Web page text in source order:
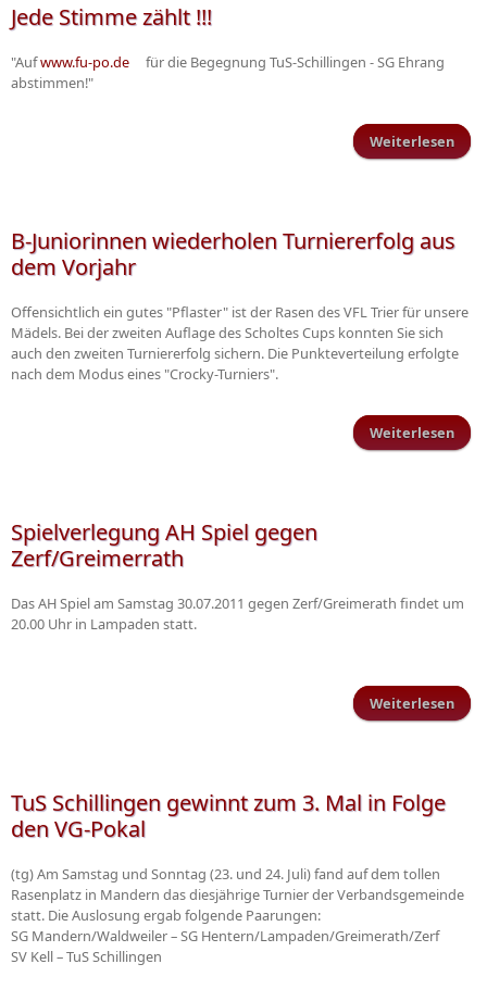
Jede Stimme zählt !!!
"Aufwww.fu-po.de (Link ist extern)
für die Begegnung TuS-Schillingen - SG Ehrang
abstimmen!"
Weiterlesen
B-Juniorinnen wiederholen Turniererfolg aus
dem Vorjahr
Offensichtlich ein gutes "Pflaster" ist der Rasen des VFL Trier für unsere
Mädels. Bei der zweiten Auflage des Scholtes Cups konnten Sie sich
auch den zweiten Turniererfolg sichern. Die Punkteverteilung erfolgte
nach dem Modus eines "Crocky-Turniers".
Weiterlesen
Spielverlegung AH Spiel gegen
Zerf/Greimerrath
Das AH Spiel am Samstag 30.07.2011 gegen Zerf/Greimerath findet um
20.00 Uhr in Lampaden statt.
Weiterlesen
TuS Schillingen gewinnt zum 3. Mal in Folge
den VG-Pokal
(tg) Am Samstag und Sonntag (23. und 24. Juli) fand auf dem tollen
Rasenplatz in Mandern das diesjährige Turnier der Verbandsgemeinde
statt. Die Auslosung ergab folgende Paarungen:
SG Mandern/Waldweiler – SG Hentern/Lampaden/Greimerath/Zerf
SV Kell – TuS Schillingen